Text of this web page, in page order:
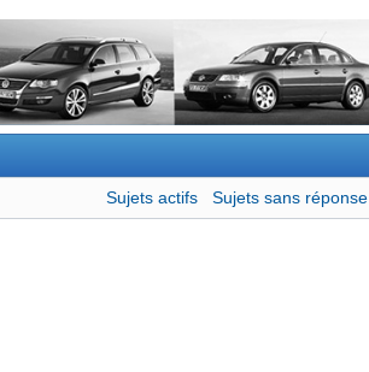
Sujets actifs Sujets sans réponse